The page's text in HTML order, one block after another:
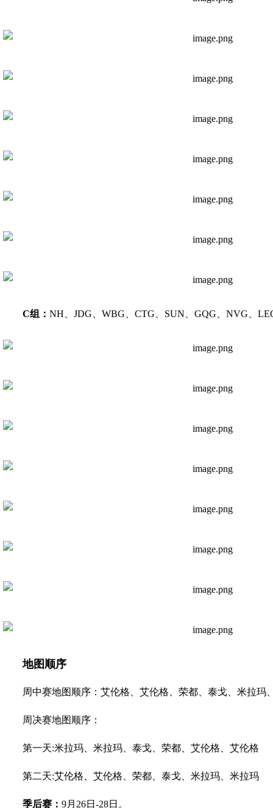
C组： NH、JDG、WBG、CTG、SUN、GQG、NVG、
地图顺序
周中赛地图顺序：艾伦格、艾伦格、荣都、泰戈、米拉玛
周决赛地图顺序：
第一天:米拉玛、米拉玛、泰戈、荣都、艾伦格、艾伦格
第二天:艾伦格、艾伦格、荣都、泰戈、米拉玛、米拉玛
季后赛： 9月26日-28日。